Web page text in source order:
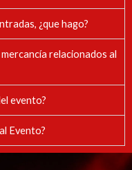
¿que hago?
relacionados al
evento?
Evento?